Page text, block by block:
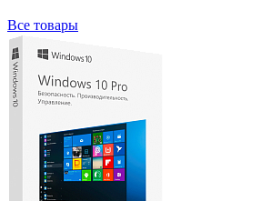
Все товары